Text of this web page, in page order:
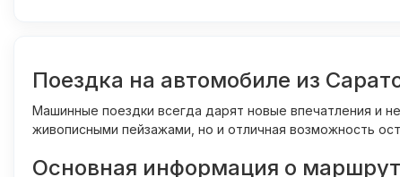
Поездка на автомобиле из
Машинные поездки всегда дарят новые впечатления и
живописными пейзажами, но и отличная возможность
Основная информация о